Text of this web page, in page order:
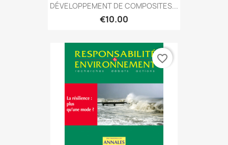
DÉVELOPPEMENT DE COMPOSITES...
€10.00
favorite_border